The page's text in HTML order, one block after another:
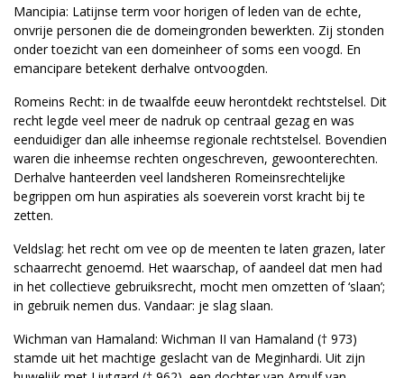
Mancipia: Latijnse term voor horigen of leden van de echte,
onvrije personen die de domeingronden bewerkten. Zij stonden
onder toezicht van een domeinheer of soms een voogd. En
emancipare betekent derhalve ontvoogden.
Romeins Recht: in de twaalfde eeuw herontdekt rechtstelsel. Dit
recht legde veel meer de nadruk op centraal gezag en was
eenduidiger dan alle inheemse regionale rechtstelsel. Bovendien
waren die inheemse rechten ongeschreven, gewoonterechten.
Derhalve hanteerden veel landsheren Romeinsrechtelijke
begrippen om hun aspiraties als soeverein vorst kracht bij te
zetten.
Veldslag: het recht om vee op de meenten te laten grazen, later
schaarrecht genoemd. Het waarschap, of aandeel dat men had
in het collectieve gebruiksrecht, mocht men omzetten of ‘slaan’;
in gebruik nemen dus. Vandaar: je slag slaan.
Wichman van Hamaland: Wichman II van Hamaland († 973)
stamde uit het machtige geslacht van de Meginhardi. Uit zijn